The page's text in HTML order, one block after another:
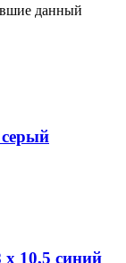
данный
серый
х 10,5 синий